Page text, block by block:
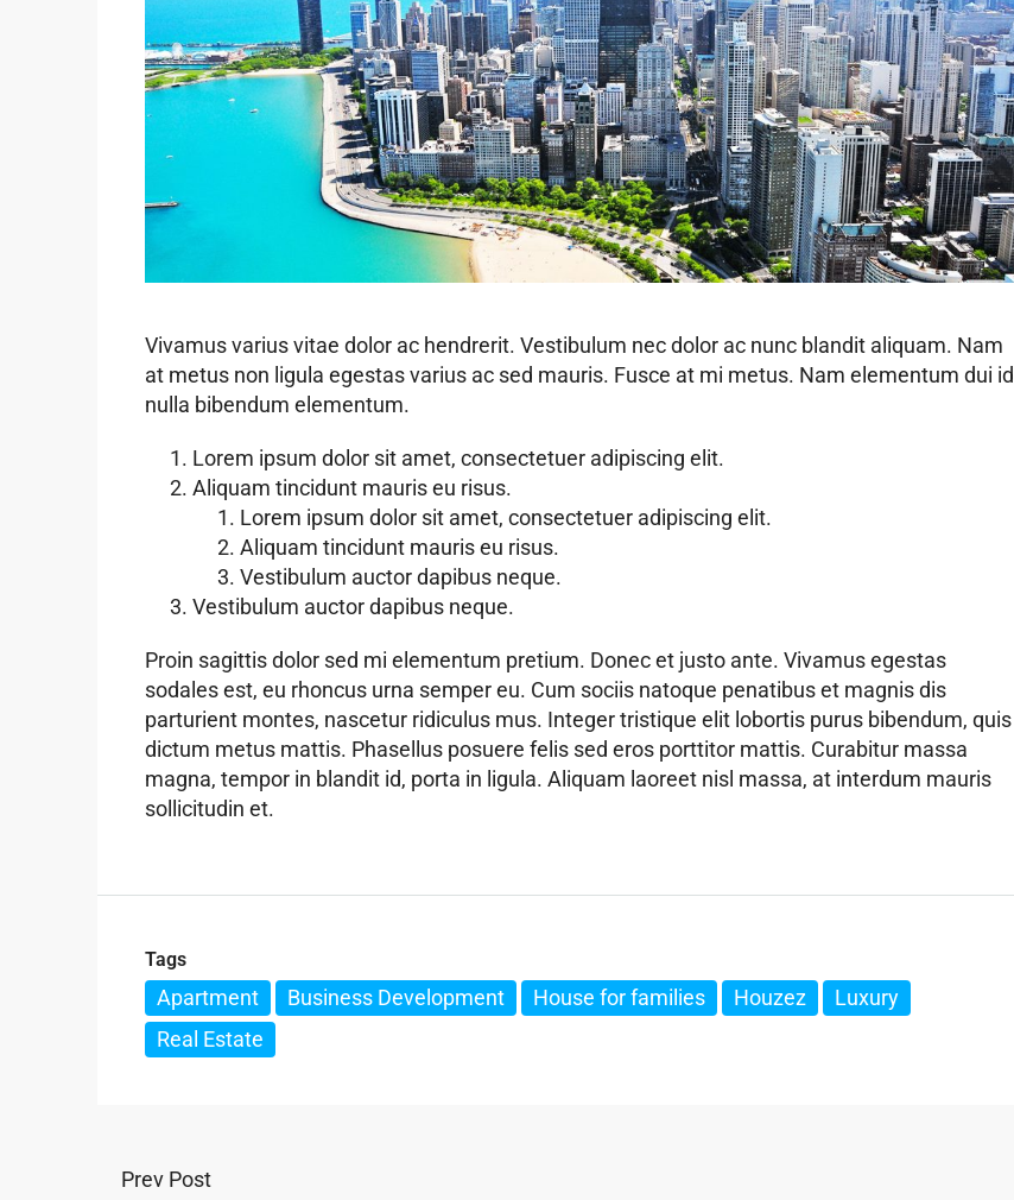
Vivamus varius vitae dolor ac hendrerit. Vestibulum nec dolor ac nunc blandit aliquam. Nam
at metus non ligula egestas varius ac sed mauris. Fusce at mi metus. Nam elementum dui id
nulla bibendum elementum.
Lorem ipsum dolor sit amet, consectetuer adipiscing elit.
Aliquam tincidunt mauris eu risus.
Lorem ipsum dolor sit amet, consectetuer adipiscing elit.
Aliquam tincidunt mauris eu risus.
Vestibulum auctor dapibus neque.
Vestibulum auctor dapibus neque.
Proin sagittis dolor sed mi elementum pretium. Donec et justo ante. Vivamus egestas
sodales est, eu rhoncus urna semper eu. Cum sociis natoque penatibus et magnis dis
parturient montes, nascetur ridiculus mus. Integer tristique elit lobortis purus bibendum, quis
dictum metus mattis. Phasellus posuere felis sed eros porttitor mattis. Curabitur massa
magna, tempor in blandit id, porta in ligula. Aliquam laoreet nisl massa, at interdum mauris
sollicitudin et.
Tags
Apartment Business Development House for families Houzez
Luxury
Real Estate
Prev Post